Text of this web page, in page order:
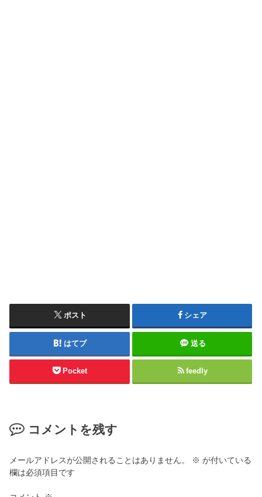
ポスト シェア
はてブ 送る
Pocket feedly
コメントを残す
メールアドレスが公開されることはありません。 ※ が付いている
欄は必須項目です